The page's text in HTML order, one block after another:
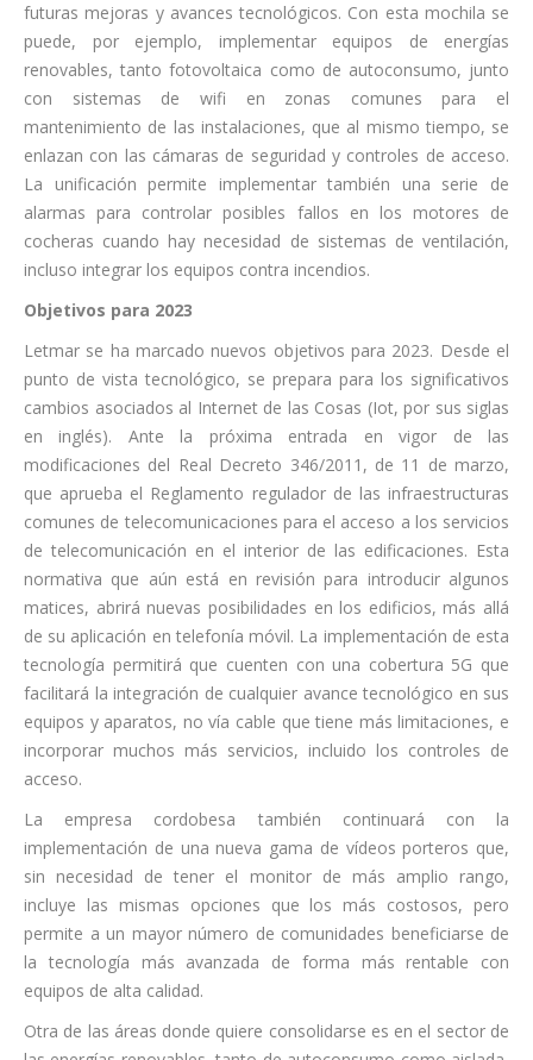
futuras mejoras y avances tecnológicos. Con esta mochila se
puede, por ejemplo, implementar equipos de energías
renovables, tanto fotovoltaica como de autoconsumo, junto
con sistemas de wifi en zonas comunes para el
mantenimiento de las instalaciones, que al mismo tiempo, se
enlazan con las cámaras de seguridad y controles de acceso.
La unificación permite implementar también una serie de
alarmas para controlar posibles fallos en los motores de
cocheras cuando hay necesidad de sistemas de ventilación,
incluso integrar los equipos contra incendios.
Objetivos para 2023
Letmar se ha marcado nuevos objetivos para 2023. Desde el
punto de vista tecnológico, se prepara para los significativos
cambios asociados al Internet de las Cosas (Iot, por sus siglas
en inglés). Ante la próxima entrada en vigor de las
modificaciones del Real Decreto 346/2011, de 11 de marzo,
que aprueba el Reglamento regulador de las infraestructuras
comunes de telecomunicaciones para el acceso a los servicios
de telecomunicación en el interior de las edificaciones. Esta
normativa que aún está en revisión para introducir algunos
matices, abrirá nuevas posibilidades en los edificios, más allá
de su aplicación en telefonía móvil. La implementación de esta
tecnología permitirá que cuenten con una cobertura 5G que
facilitará la integración de cualquier avance tecnológico en sus
equipos y aparatos, no vía cable que tiene más limitaciones, e
incorporar muchos más servicios, incluido los controles de
acceso.
La empresa cordobesa también continuará con la
implementación de una nueva gama de vídeos porteros que,
sin necesidad de tener el monitor de más amplio rango,
incluye las mismas opciones que los más costosos, pero
permite a un mayor número de comunidades beneficiarse de
la tecnología más avanzada de forma más rentable con
equipos de alta calidad.
Otra de las áreas donde quiere consolidarse es en el sector de